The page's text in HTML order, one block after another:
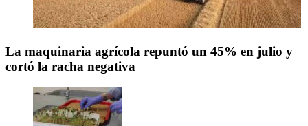
La maquinaria agrícola repuntó un 45% en julio y
cortó la racha negativa